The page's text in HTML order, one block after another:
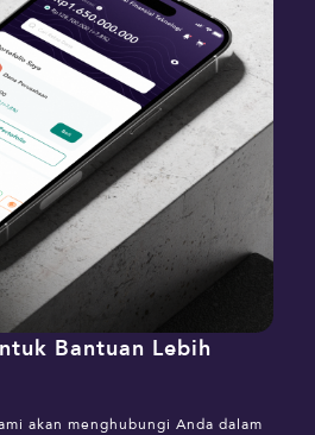
Bantuan Lebih
akan menghubungi Anda dalam